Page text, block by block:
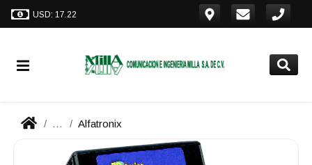
USD: 17.22
... Alfatronix